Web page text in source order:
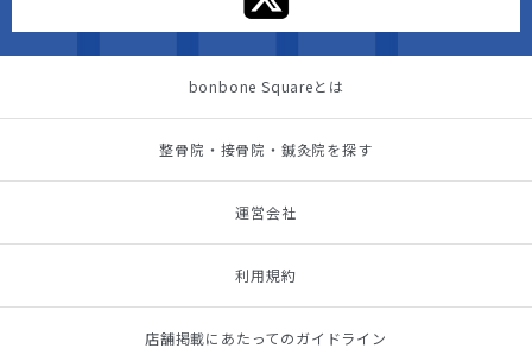
bonbone Squareとは
整骨院・接骨院・鍼灸院を探す
運営会社
利用規約
店舗掲載にあたってのガイドライン